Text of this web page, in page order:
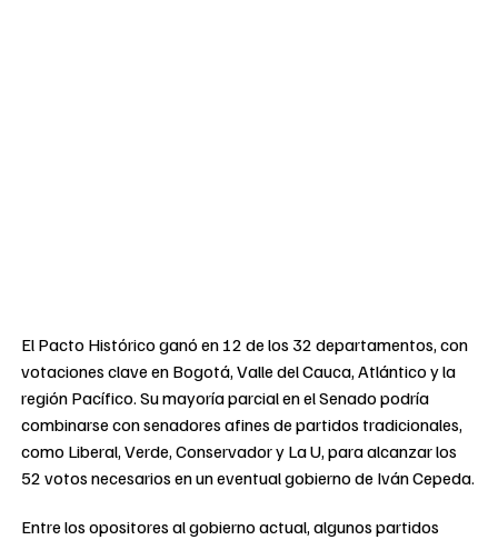
El Pacto Histórico ganó en 12 de los 32 departamentos, con
votaciones clave en Bogotá, Valle del Cauca, Atlántico y la
región Pacífico. Su mayoría parcial en el Senado podría
combinarse con senadores afines de partidos tradicionales,
como Liberal, Verde, Conservador y La U, para alcanzar los
52 votos necesarios en un eventual gobierno de Iván Cepeda.
Entre los opositores al gobierno actual, algunos partidos